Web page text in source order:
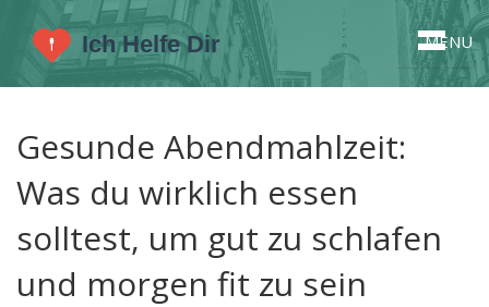
MENU
Gesunde Abendmahlzeit:
Was du wirklich essen
solltest, um gut zu schlafen
und morgen fit zu sein